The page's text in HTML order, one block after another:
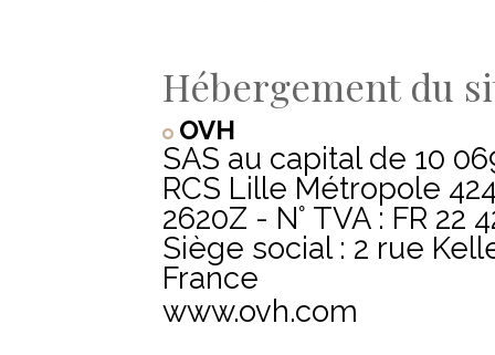
Hébergement du
OVH
SAS au capital de 10
RCS Lille Métropole
2620Z - N° TVA : FR 22
Siège social : 2 rue
France
www.ovh.com